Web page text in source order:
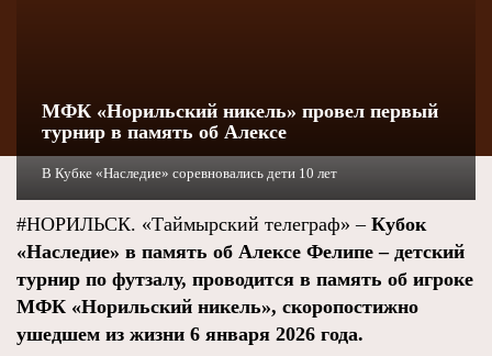
МФК «Норильский никель» провел первый
турнир в память об Алексе
В Кубке «Наследие» соревновались дети 10 лет
#НОРИЛЬСК. «Таймырский телеграф» – Кубок
«Наследие» в память об Алексе Фелипе – детский
турнир по футзалу, проводится в память об игроке
МФК «Норильский никель», скоропостижно
ушедшем из жизни 6 января 2026 года.